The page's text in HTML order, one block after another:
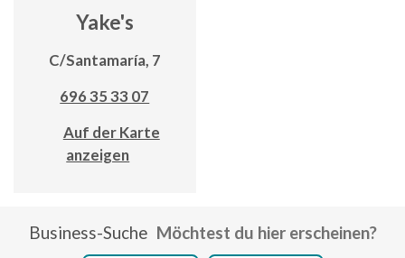
Yake's
C/Santamaría, 7
696 35 33 07
Auf der Karte
anzeigen
Business-Suche Möchtest du hier erscheinen?